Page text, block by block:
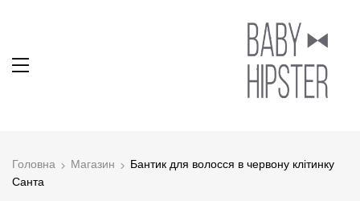
Головна Магазин
Бантик для волосся в червону клітинку
Санта